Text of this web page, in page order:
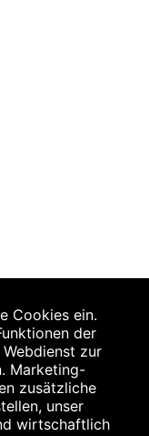
reicht. Für Druck-
und fragen
Cookies ein.
der
zur
Marketing-
zusätzliche
unser
wirtschaftlich